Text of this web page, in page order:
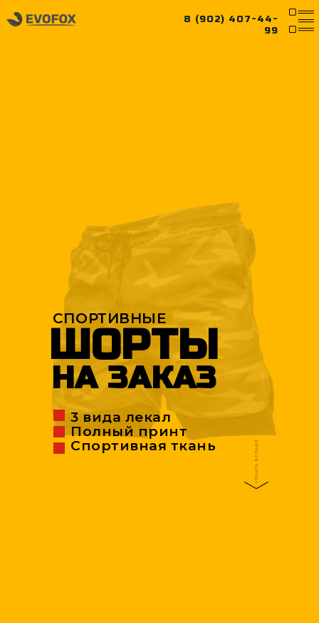
8 (902) 407-44-
99
СПОРТИВНЫЕ
3 вида лекал
Полный принт
Спортивная ткань
ШОРТЫ
НА ЗАКАЗ